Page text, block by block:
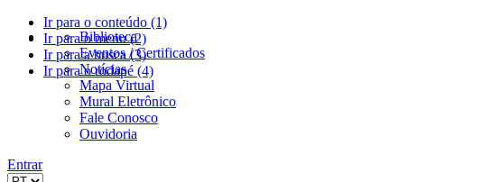
Ir para o conteúdo (1)
Ir para o menu (2)
Ir para a busca (3)
Ir para o rodapé (4)
Biblioteca
Eventos / Certificados
Notícias
Mapa Virtual
Mural Eletrônico
Fale Conosco
Ouvidoria
Entrar